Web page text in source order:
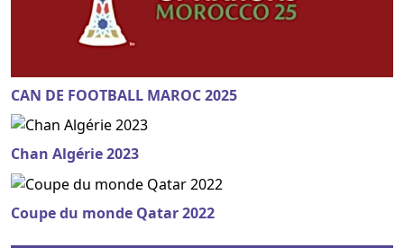
CAN DE FOOTBALL MAROC 2025
Chan Algérie 2023
Coupe du monde Qatar 2022